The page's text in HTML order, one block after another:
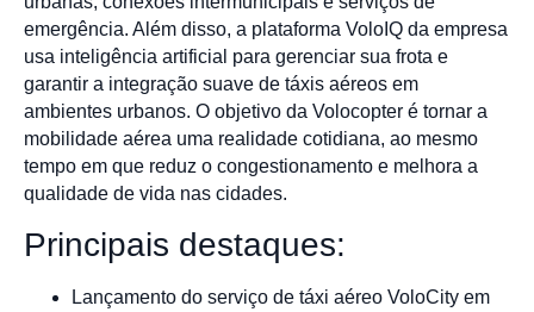
emergência. Além disso, a plataforma VoloIQ da empresa
usa inteligência artificial para gerenciar sua frota e
garantir a integração suave de táxis aéreos em
ambientes urbanos. O objetivo da Volocopter é tornar a
mobilidade aérea uma realidade cotidiana, ao mesmo
tempo em que reduz o congestionamento e melhora a
qualidade de vida nas cidades.
Principais destaques:
Lançamento do serviço de táxi aéreo VoloCity em